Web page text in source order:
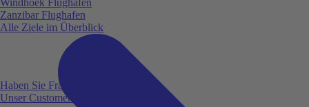
Haben Sie Fragen?
Unser Customer Service ist für Sie da!
Zanzibar Flughafen
Alle Ziele im Überblick